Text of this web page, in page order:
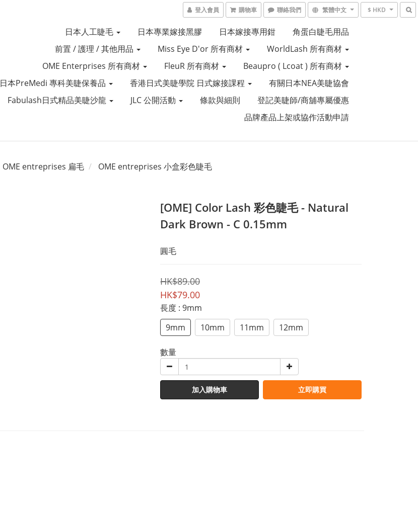
登入會員 購物車 聯絡我們 繁體中文 $ HKD
日本人工睫毛 日本專業嫁接黑膠 日本嫁接專用鉗
角蛋白睫毛用品
前置 / 護理 / 其他用品
Miss Eye D'or 所有商材
WorldLash 所有商材
OME Enterprises 所有商材
FleuR 所有商材
Beaupro ( Lcoat ) 所有商材
日本PreMedi 專科美睫保養品
香港日式美睫學院 日式嫁接課程
有關日本NEA美睫協會
Fabulash日式精品美睫沙龍
JLC 公開活動 條款與細則
登記美睫師/商舖專屬優惠
品牌產品上架或協作活動申請
OME entreprises 扁毛 OME entreprises 小盒彩色睫毛
[OME] Color Lash 彩色睫毛 - Natural
Dark Brown - C 0.15mm
圓毛
HK$89.00
HK$79.00
長度 : 9mm
9mm
10mm 11mm 12mm
數量
加入購物車 立即購買